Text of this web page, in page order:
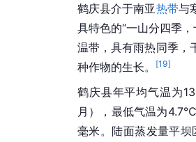
鹤庆县介于南亚热带与
具特色的“一山分四季
温带，具有雨热同季，
种作物的生长。
[19]
鹤庆县年平均气温为
月），最低气温为
毫米。陆面蒸发量平